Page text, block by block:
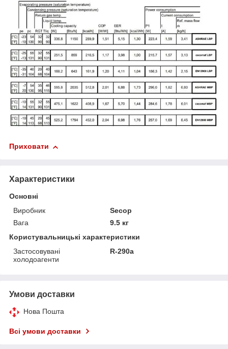
Приховати
Характеристики
Основні
Виробник
Secop
Вага
9.5 кг
Користувальницькі характеристики
Застосовувані
холодоагенти
R-290a
Умови доставки
Нова Пошта
Всі умови доставки